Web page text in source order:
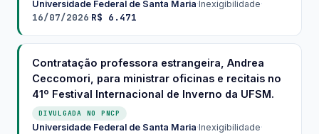
Universidade Federal de Santa Maria·Inexigibilidade·
16/07/2026·R$ 6.471
Contratação professora estrangeira, Andrea
Ceccomori, para ministrar oficinas e recitais no
41º Festival Internacional de Inverno da UFSM.
DIVULGADA NO PNCP
Universidade Federal de Santa Maria·Inexigibilidade·